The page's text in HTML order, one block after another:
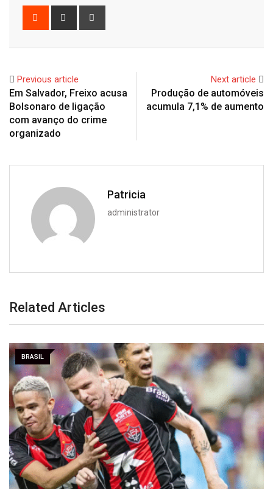
Reddit
Share
Previous article
Em Salvador, Freixo acusa
Bolsonaro de ligação
com avanço do crime
organizado
Next article
Produção de automóveis
acumula 7,1% de aumento
Patricia
administrator
Related Articles
BRASIL